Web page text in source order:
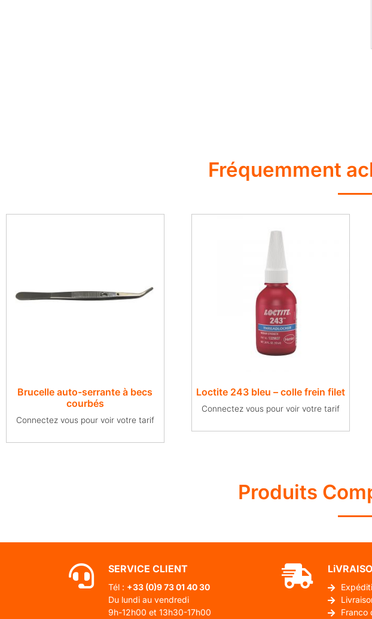
Fréquemment
Brucelle auto-serrante à becs
courbés
Connectez vous pour voir votre tarif
Loctite 243 bleu – colle frein filet
Connectez vous pour voir votre tarif
Produits
SERVICE CLIENT
Tél : +33 (0)9 73 01 40 30
Du lundi au vendredi
9h-12h00 et 13h30-17h00
Franco